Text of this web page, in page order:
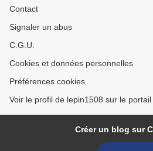
Contact
Signaler un abus
C.G.U.
Cookies et données personnelles
Préférences cookies
Voir le profil de lepin1508 sur le
Créer un blog sur